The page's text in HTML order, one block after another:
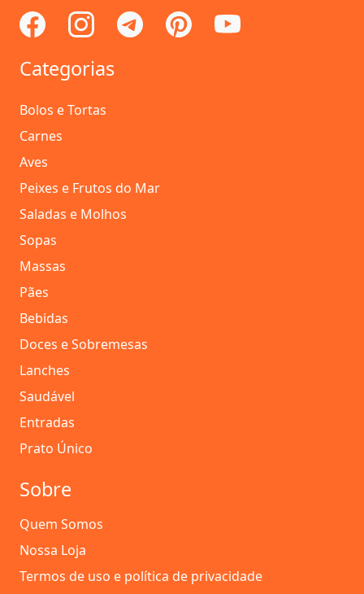
Categorias
Bolos e Tortas
Carnes
Aves
Peixes e Frutos do Mar
Saladas e Molhos
Sopas
Massas
Pães
Bebidas
Doces e Sobremesas
Lanches
Saudável
Entradas
Prato Único
Sobre
Quem Somos
Nossa Loja
Termos de uso e política de privacidade